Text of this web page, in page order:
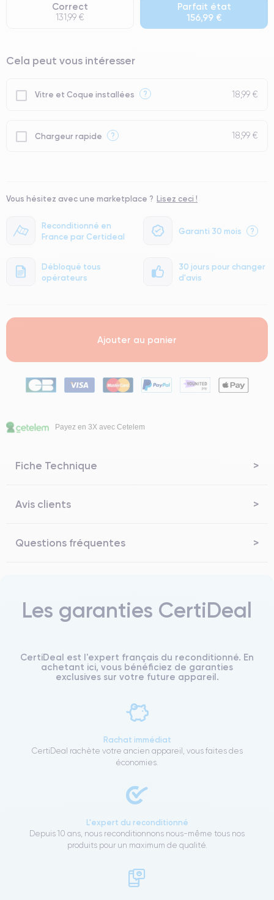
Reconditionné en
France par Certideal
Garanti 30 mois ?
Débloqué tous
opérateurs
30 jours pour changer
d'avis
Correct
131,99 €
Parfait état
156,99 €
⭐ Premium
● Batterie : usage intensif.
Cela peut vous intéresser
Vitre et Coque installées ? 18,99 €
Chargeur rapide ? 18,99 €
Vous hésitez avec une marketplace ? Lisez ceci !
Ajouter au panier
Payez en 3X avec Cetelem
Fiche Technique
Avis clients
Questions fréquentes
Les garanties CertiDeal
CertiDeal est l'expert français du reconditionné. En
achetant ici, vous bénéficiez de garanties
exclusives sur votre future appareil.
Rachat immédiat
CertiDeal rachète votre ancien appareil, vous faites des
économies.
L'expert du reconditionné
Depuis 10 ans, nous reconditionnons nous-même tous nos
produits pour un maximum de qualité.